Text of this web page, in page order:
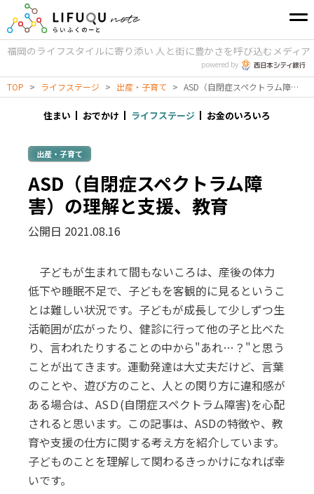
福岡のライフスタイルに寄り添い 人と街に豊かさを呼び込むメディア
powered by
TOP > ライフステージ > 出産・子育て > ASD（自閉症スペクトラム障害）の理解と支援、教育
住まい おでかけ ライフステージ お金のいろいろ
出産・子育て
ASD（自閉症スペクトラム障
害）の理解と支援、教育
公開日 2021.08.16
子どもが生まれて間もないころは、産後の体力
低下や睡眠不足で、子どもを客観的に見るというこ
とは難しい状況です。子どもが成長して少しずつ生
活範囲が広がったり、健診に行って他の子と比べた
り、言われたりすることの中から"あれ…？"と思う
ことが出てきます。運動発達は大丈夫だけど、言葉
のことや、遊び方のこと、人との関り方に違和感が
ある場合は、ASＤ(自閉症スペクトラム障害)を心配
されると思います。この記事は、ASDの特徴や、教
育や支援の仕方に関する考え方を紹介しています。
子どものことを理解して関わるきっかけになれば幸
いです。